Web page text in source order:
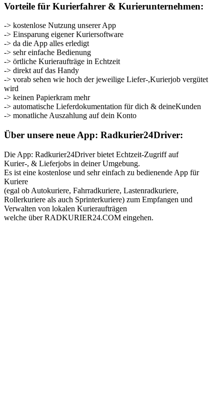
Vorteile für Kurierfahrer & Kurierunternehmen:
-> kostenlose Nutzung unserer App
-> Einsparung eigener Kuriersoftware
-> da die App alles erledigt
-> sehr einfache Bedienung
-> örtliche Kurieraufträge in Echtzeit
-> direkt auf das Handy
-> vorab sehen wie hoch der jeweilige Liefer-,Kurierjob vergütet
wird
-> keinen Papierkram mehr
-> automatische Lieferdokumentation für dich & deineKunden
-> monatliche Auszahlung auf dein Konto
Über unsere neue App: Radkurier24Driver:
Die App: Radkurier24Driver bietet Echtzeit-Zugriff auf
Kurier-, & Lieferjobs in deiner Umgebung.
Es ist eine kostenlose und sehr einfach zu bedienende App für
Kuriere
(egal ob Autokuriere, Fahrradkuriere, Lastenradkuriere,
Rollerkuriere als auch Sprinterkuriere) zum Empfangen und
Verwalten von lokalen Kurieraufträgen
welche über RADKURIER24.COM eingehen.